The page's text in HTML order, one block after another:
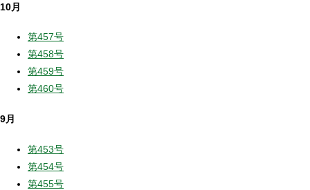
10月
第457号
第458号
第459号
第460号
9月
第453号
第454号
第455号